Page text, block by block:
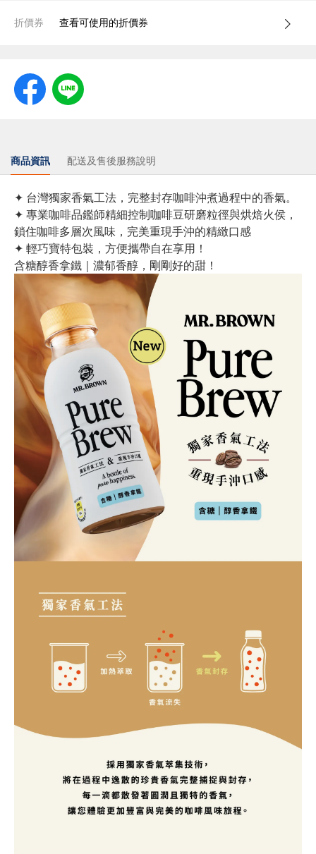
折價券 查看可使用的折價券
商品資訊 配送及售後服務說明
✦ 台灣獨家香氣工法，完整封存咖啡沖煮過程中的香氣。
✦ 專業咖啡品鑑師精細控制咖啡豆研磨粒徑與烘焙火侯，
鎖住咖啡多層次風味，完美重現手沖的精緻口感
✦ 輕巧寶特包裝，方便攜帶自在享用！
含糖醇香拿鐵｜濃郁香醇，剛剛好的甜！